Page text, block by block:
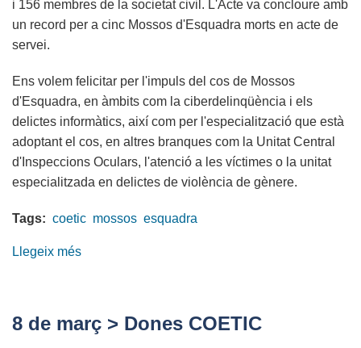
i 156 membres de la societat civil. L'Acte va concloure amb
un record per a cinc Mossos d'Esquadra morts en acte de
servei.
Ens volem felicitar per l'impuls del cos de Mossos
d'Esquadra, en àmbits com la ciberdelinqüència i els
delictes informàtics, així com per l'especialització que està
adoptant el cos, en altres branques com la Unitat Central
d'Inspeccions Oculars, l'atenció a les víctimes o la unitat
especialitzada en delictes de violència de gènere.
Tags: coetic mossos esquadra
Llegeix més
a
8 de març > Dones COETIC